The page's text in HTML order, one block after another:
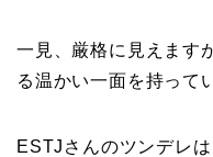
一見、厳格に見えます
る温かい一面を持って
ESTJさんのツンデレ